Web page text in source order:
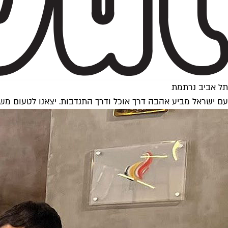
תל אביב נרתמת
עם ישראל מביע אהבה דרך אוכל ודרך התנדבות. יצאנו לטעום